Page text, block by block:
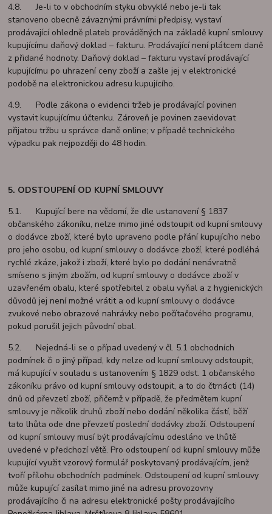
4.8. Je-li to v obchodním styku obvyklé nebo je-li tak
stanoveno obecně závaznými právními předpisy, vystaví
prodávající ohledně plateb prováděných na základě kupní smlouvy
kupujícímu daňový doklad – fakturu. Prodávající není plátcem daně
z přidané hodnoty. Daňový doklad – fakturu vystaví prodávající
kupujícímu po uhrazení ceny zboží a zašle jej v elektronické
podobě na elektronickou adresu kupujícího.
4.9. Podle zákona o evidenci tržeb je prodávající povinen
vystavit kupujícímu účtenku. Zároveň je povinen zaevidovat
přijatou tržbu u správce daně online; v případě technického
výpadku pak nejpozději do 48 hodin.
5. ODSTOUPENÍ OD KUPNÍ SMLOUVY
5.1. Kupující bere na vědomí, že dle ustanovení § 1837
občanského zákoníku, nelze mimo jiné odstoupit od kupní smlouvy
o dodávce zboží, které bylo upraveno podle přání kupujícího nebo
pro jeho osobu, od kupní smlouvy o dodávce zboží, které podléhá
rychlé zkáze, jakož i zboží, které bylo po dodání nenávratně
smíseno s jiným zbožím, od kupní smlouvy o dodávce zboží v
uzavřeném obalu, které spotřebitel z obalu vyňal a z hygienických
důvodů jej není možné vrátit a od kupní smlouvy o dodávce
zvukové nebo obrazové nahrávky nebo počítačového programu,
pokud porušil jejich původní obal.
5.2. Nejedná-li se o případ uvedený v čl. 5.1 obchodních
podmínek či o jiný případ, kdy nelze od kupní smlouvy odstoupit,
má kupující v souladu s ustanovením § 1829 odst. 1 občanského
zákoníku právo od kupní smlouvy odstoupit, a to do čtrnácti (14)
dnů od převzetí zboží, přičemž v případě, že předmětem kupní
smlouvy je několik druhů zboží nebo dodání několika částí, běží
tato lhůta ode dne převzetí poslední dodávky zboží. Odstoupení
od kupní smlouvy musí být prodávajícímu odesláno ve lhůtě
uvedené v předchozí větě. Pro odstoupení od kupní smlouvy může
kupující využit vzorový formulář poskytovaný prodávajícím, jenž
tvoří přílohu obchodních podmínek. Odstoupení od kupní smlouvy
může kupující zasílat mimo jiné na adresu provozovny
prodávajícího či na adresu elektronické pošty prodávajícího